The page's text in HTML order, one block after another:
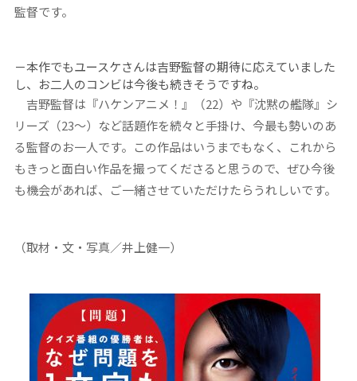
監督です。
－本作でもユースケさんは吉野監督の期待に応えていました
し、お二人のコンビは今後も続きそうですね。
吉野監督は『ハケンアニメ！』（22）や『沈黙の艦隊』シ
リーズ（23～）など話題作を続々と手掛け、今最も勢いのあ
る監督のお一人です。この作品はいうまでもなく、これから
もきっと面白い作品を撮ってくださると思うので、ぜひ今後
も機会があれば、ご一緒させていただけたらうれしいです。
（取材・文・写真／井上健一）